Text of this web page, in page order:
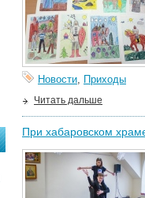
Новости, Приходы
Читать дальше
При хабаровском